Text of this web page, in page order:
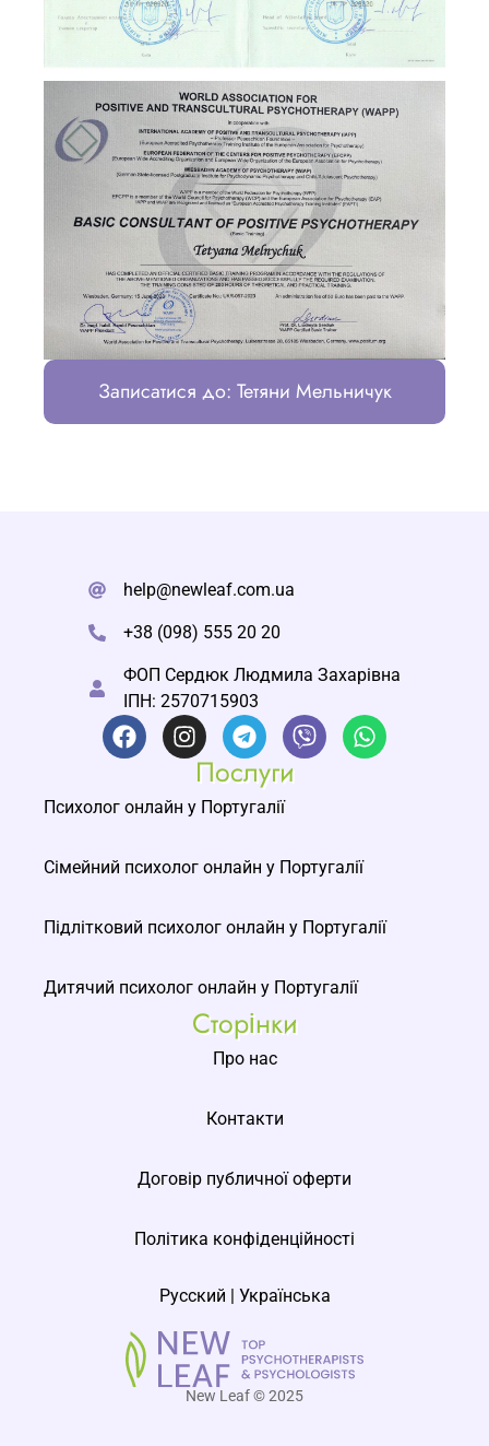
Записатися до: Тетяни Мельничук
help@newleaf.com.ua
+38 (098) 555 20 20
ФОП Сердюк Людмила Захарівна
ІПН: 2570715903
Послуги
Психолог онлайн у Португалії
Сімейний психолог онлайн у Португалії
Підлітковий психолог онлайн у Португалії
Дитячий психолог онлайн у Португалії
Сторінки
Про нас
Контакти
Договір публичної оферти
Політика конфіденційності
Русский | Українська
New Leaf © 2025